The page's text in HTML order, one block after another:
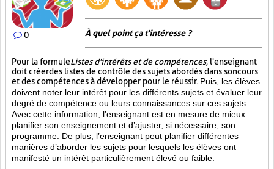
0 À quel point ça t'intéresse ?
Pour la formuleListes d'intérêts et de compétences, l'enseignant
doit créer des listes de contrôle des sujets abordés dans son cours
et des compétences à développer pour le réussir. Puis, les élèves
doivent noter leur intérêt pour les différents sujets et évaluer leur
degré de compétence ou leurs connaissances sur ces sujets.
Avec cette information, l’enseignant est en mesure de mieux
planifier son enseignement et d’ajuster, si nécessaire, son
programme. De plus, l’enseignant peut planifier différentes
manières d’aborder les sujets pour lesquels les élèves ont
manifesté un intérêt particulièrement élevé ou faible.